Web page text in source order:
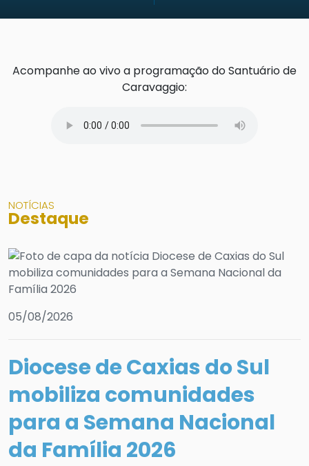
Acompanhe ao vivo a programação do Santuário de
Caravaggio:
NOTÍCIAS
Destaque
05/08/2026
Diocese de Caxias do Sul
mobiliza comunidades
para a Semana Nacional
da Família 2026